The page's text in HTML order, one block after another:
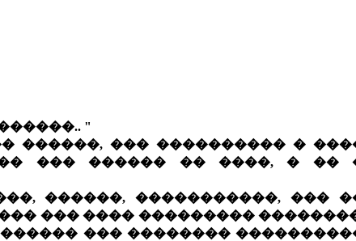
"
������, ��� ���������� �
��� ������ �� ����, � ��
������, �����������, ���
��� ���� ���������
��� ��������